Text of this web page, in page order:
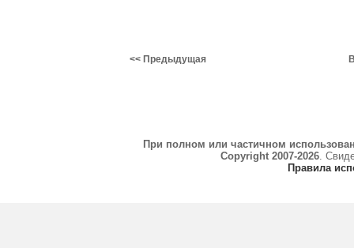
<< Предыдущая
При полном или частичном
Copyright 2007-2026.
Правила